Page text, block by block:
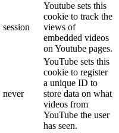
session
Youtube sets this
cookie to track the
views of
embedded videos
on Youtube pages.
never
YouTube sets this
cookie to register
a unique ID to
store data on what
videos from
YouTube the user
has seen.